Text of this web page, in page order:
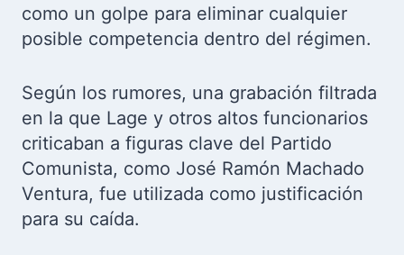
como un golpe para eliminar cualquier
posible competencia dentro del régimen.
Según los rumores, una grabación filtrada
en la que Lage y otros altos funcionarios
criticaban a figuras clave del Partido
Comunista, como José Ramón Machado
Ventura, fue utilizada como justificación
para su caída.